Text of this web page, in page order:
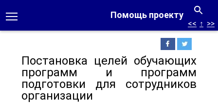
Помощь проекту
<< ↑ >>
Постановка целей обучающих
программ и программ
подготовки для сотрудников
организации